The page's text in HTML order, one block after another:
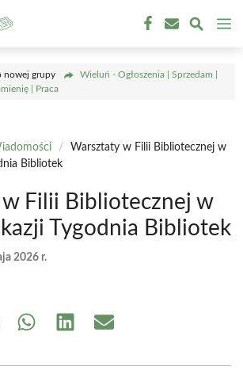
nowej grupy
Wieluń - Ogłoszenia | Sprzedam |
| Praca
/
Warsztaty w Filii Bibliotecznej w
Bibliotek
Filii Bibliotecznej w
Tygodnia Bibliotek
2026 r.
Share Share Share